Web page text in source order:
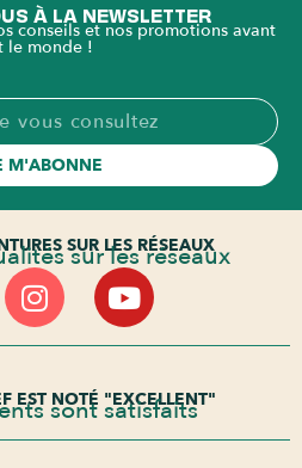
À LA NEWSLETTER
conseils et nos promotions avant
le monde !
M'ABONNE
SUR LES RÉSEAUX
sur les réseaux
EST NOTÉ "EXCELLENT"
sont satisfaits